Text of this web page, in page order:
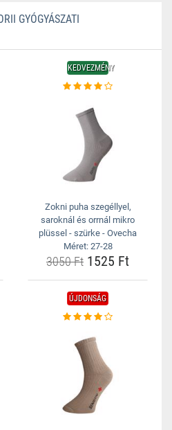
GYÓGYÁSZATI
KEDVEZMÉNY
Zokni puha szegéllyel,
saroknál és orrnál mikro
plüssel - szürke - Ovecha
Méret: 27-28
3050 Ft 1525 Ft
ÚJDONSÁG